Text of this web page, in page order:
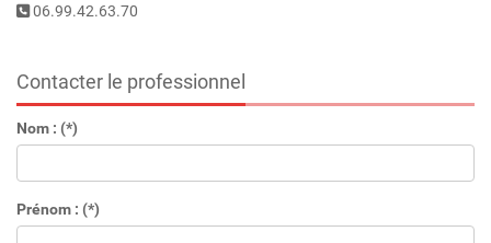
06.99.42.63.70
Contacter le professionnel
Nom : (*)
Prénom : (*)